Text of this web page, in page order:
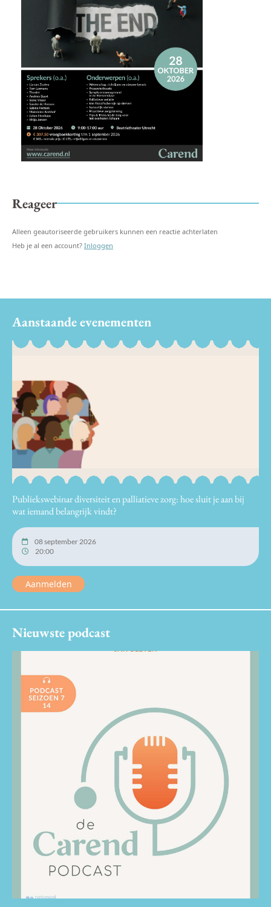
Reageer
Alleen geautoriseerde gebruikers kunnen een reactie achterlaten
Heb je al een account? Inloggen
Aanstaande evenementen
Publiekswebinar diversiteit en palliatieve zorg: hoe sluit je aan bij
wat iemand belangrijk vindt?
08 september 2026
20:00
Aanmelden
Nieuwste podcast